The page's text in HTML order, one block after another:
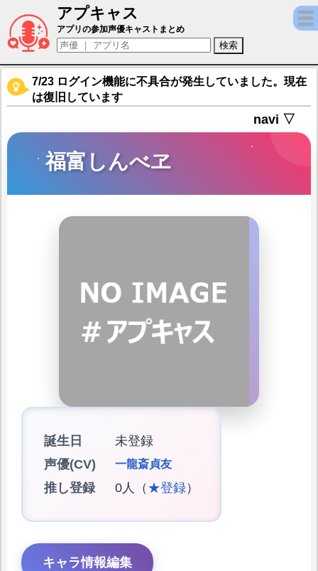
アプキャス
福富しんべヱ（声優：一龍斎貞友)【忍たま
アプリの参加声優キャストまとめ
7/23 ログイン機能に不具合が発生していました。現在
は復旧しています
navi ▽
福富しんべヱ
誕生日
未登録
声優(CV)
一龍斎貞友
推し登録 0人（ ★登録）
キャラ情報編集